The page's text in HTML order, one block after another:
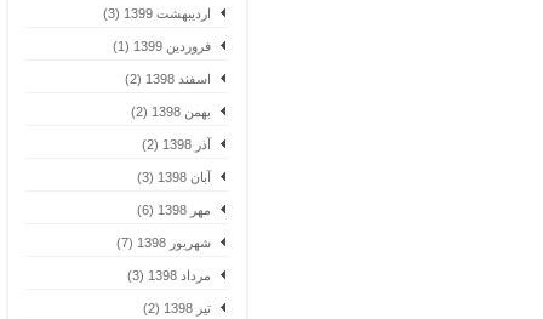
اردیبهشت 1399 (3)
فروردین 1399 (1)
اسفند 1398 (2)
بهمن 1398 (2)
آذر 1398 (2)
آبان 1398 (3)
مهر 1398 (6)
شهریور 1398 (7)
مرداد 1398 (3)
تیر 1398 (2)